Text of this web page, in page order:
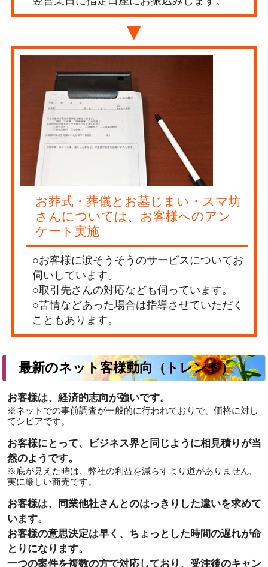
▼
お葬式・葬儀とお墓じまい・スマ坊
さんについては、お客様へのアン
ケート実施
○お客様に涙そうそうのサービスについてお
伺いしています。
○取引先さんの対応なども伺っています。
○苦情などあった場合は指導させていただく
こともあります。
最新のネット客様動向（トレンド）
お客様は、経済的志向が強いです。
※ネットでの事前調査が一般的に行われておりで、価格に対し
てシビアです。
お客様にとって、ビジネス界と同じように相見積りが当
然のようです。
※底が見えた時は、弊社の利益を減らすより道がありません。
実に厳しい商売です。
お客様は、同業他社さんとのはっきりした違いを求めて
います。
お客様の意思決定は早く、ちょっとした時間の遅れが命
とりになります。
一つの案件を複数の方で対応しており、受注後のキャン